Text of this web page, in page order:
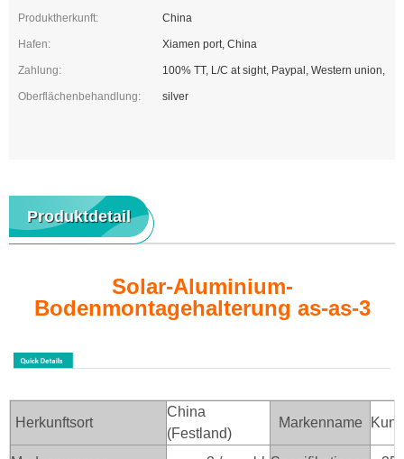
Produktherkunft: China
Hafen: Xiamen port, China
Zahlung: 100% TT, L/C at sight, Paypal, Western union,
Oberflächenbehandlung: silver
Produktdetail
Solar-Aluminium-
Bodenmontagehalterung as-as-3
Herkunftsort
China
(Festland)
Markenname